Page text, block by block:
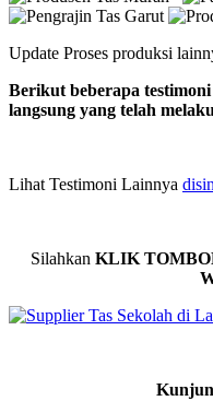
Update Proses produksi
Berikut beberapa
langsung yang telah
Lihat Testimoni Lainnya
Silahkan KLIK